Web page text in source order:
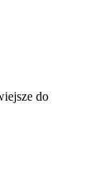
do